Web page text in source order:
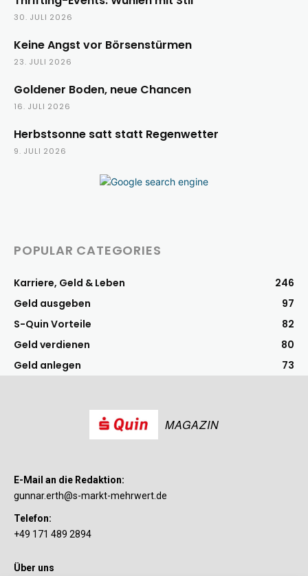
30. JULI 2026
Keine Angst vor Börsenstürmen
23. JULI 2026
Goldener Boden, neue Chancen
16. JULI 2026
Herbstsonne satt statt Regenwetter
9. JULI 2026
POPULAR CATEGORIES
Karriere, Geld & Leben
246
Geld ausgeben
97
S-Quin Vorteile
82
Geld verdienen
80
Geld anlegen
73
MAGAZIN
E-Mail an die Redaktion:
gunnar.erth@s-markt-mehrwert.de
Telefon:
+49 171 489 2894
Über uns